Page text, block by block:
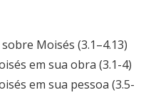
Moisés (3.1–4.13)
em sua obra (3.1-4)
em sua pessoa (3.5-